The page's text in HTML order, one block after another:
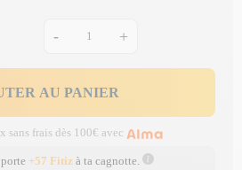
- +
AU PANIER
sans frais dès 100€ avec
+57 Fitiz à ta cagnotte.